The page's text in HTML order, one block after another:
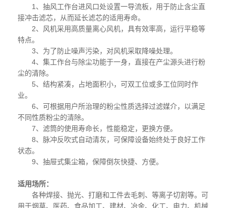
1、抽风工作台进风口处设置一导流板，用于防止含尘直
接冲击滤芯，从而延长滤芯的适用寿命。
2、风机采用高质量离心风机，具有效率高，运行平稳等
特点。
3、为了防止噪声污染，对风机采取降噪处理。
4、集工作台与除尘功能于一身，直接在产尘源头进行粉
尘的清除。
5、结构紧凑，占地面积小，可双工位或多工位同时作
业。
6、可根据用户所治理的粉尘性质选择过滤媒介，以满足
不同性质粉尘的清除。
7、滤筒的使用寿命长，性能稳定，更换方便。
8、脉冲反吹式自动清灰，可保障设备始终处于良好工作
状态。
9、抽屉式集尘箱，保障倒灰快捷、方便。
适用场所：
各种焊接、抛光、打磨和工件去毛刺、等离子切割等。可
用于烟草、医药、食品加工、建材、冶金、化工、电力、机械